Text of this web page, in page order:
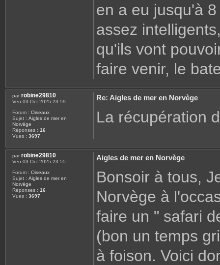
en a eu jusqu'à
assez
qu'ils vont
faire venir, le
par robine29810
Ven 03 Oct 2025 23:59
Forum : Oiseaux
Sujet : Aigles de mer en
Norvège
Réponses : 16
Vues : 3697
Re: Aigles de mer en Norvège
La récupération
par robine29810
Ven 03 Oct 2025 23:55
Forum : Oiseaux
Sujet : Aigles de mer en
Norvège
Réponses : 16
Vues : 3697
Aigles de mer en Norvège
Bonsoir à tous,
Norvège à
faire un " safari
(bon un temps
à foison. Voici